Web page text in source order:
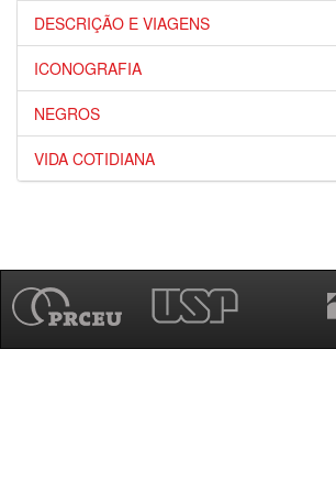
DESCRIÇÃO E VIAGENS
ICONOGRAFIA
NEGROS
VIDA COTIDIANA